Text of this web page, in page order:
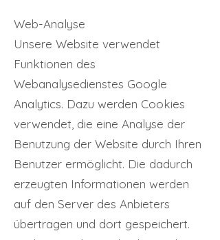
Web-Analyse
Unsere Website verwendet
Funktionen des
Webanalysedienstes Google
Analytics. Dazu werden Cookies
verwendet, die eine Analyse der
Benutzung der Website durch Ihren
Benutzer ermöglicht. Die dadurch
erzeugten Informationen werden
auf den Server des Anbieters
übertragen und dort gespeichert.